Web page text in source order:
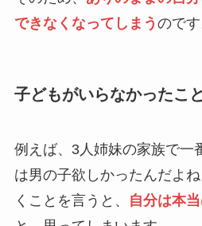
できなくなってしまう のです
子どもがいらなかったこ
例えば、3人姉妹の家族で一
は男の子欲しかったんだよ
くことを言うと、
自分は本